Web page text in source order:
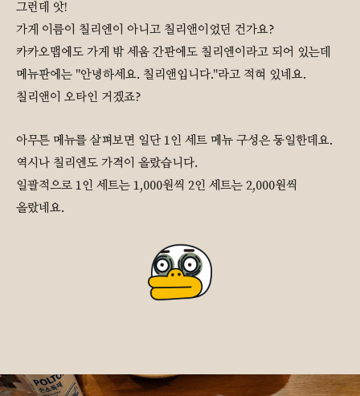
그런데 앗!
가게 이름이 칠리엔이 아니고 칠리앤이었던 건가요?
카카오맵에도 가게 밖 세움 간판에도 칠리엔이라고 되어 있는데
메뉴판에는 "안녕하세요. 칠리앤입니다."라고 적혀 있네요.
칠리앤이 오타인 거겠죠?
아무튼 메뉴를 살펴보면 일단 1인 세트 메뉴 구성은 동일한데요.
역시나 칠리엔도 가격이 올랐습니다.
일괄적으로 1인 세트는 1,000원씩 2인 세트는 2,000원씩
올랐네요.